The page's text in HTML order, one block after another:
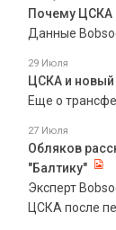
Почему ЦСКА
Данные
29 Июля
ЦСКА и
Еще о
27 Июля
Обляков
"Балтику"
Эксперт
ЦСКА после